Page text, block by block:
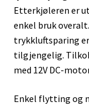
Etterkjøleren er
enkel bruk
trykkluftsparing
tilgjengelig.
med 12V DC-
Enkel flytting og